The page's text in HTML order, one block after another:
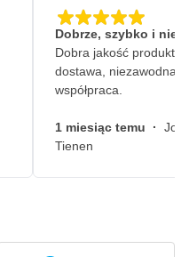
Dobrze, szybko i
Dobra jakość
dostawa, niezawodna
współpraca.
1 miesiąc temu ·
Tienen